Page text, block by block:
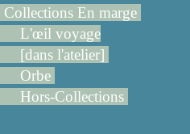
Collections En marge
L'œil voyage
[dans l'atelier]
Orbe
Hors-Collections